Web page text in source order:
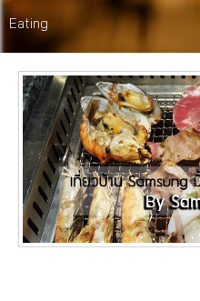
Eating